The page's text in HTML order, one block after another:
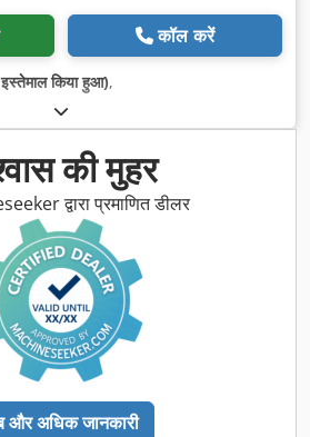
कॉल करें
किया हुआ),
की मुहर
द्वारा प्रमाणित डीलर
और अधिक जानकारी